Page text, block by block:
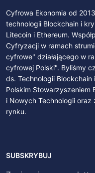
Cyfrowa Ekonomia od
technologii Blockchain i
Litecoin i Ethereum.
Cyfryzacji w ramach
cyfrowe" działającego w
cyfrowej Polski". Byliśmy
ds. Technologii Blockchain
Polskim Stowarzyszeniem
i Nowych Technologii
rynku.
SUBSKRYBUJ